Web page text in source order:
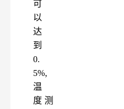
可
以
达
到
0.
5%,
温
度 测